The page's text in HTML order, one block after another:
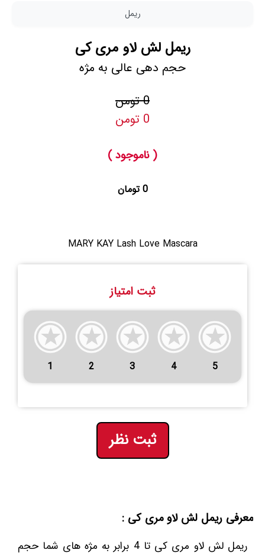
ریمل
ریمل لش لاو مری کی
حجم دهی عالی به مژه
0 تومن
0 تومن
( ناموجود )
0 تومان
MARY KAY Lash Love Mascara
ثبت امتیاز
1 2 3 4 5
ثبت نظر
معرفی ریمل لش لاو مری کی :
ریمل لش لاو مری کی تا 4 برابر به مژه های شما حجم